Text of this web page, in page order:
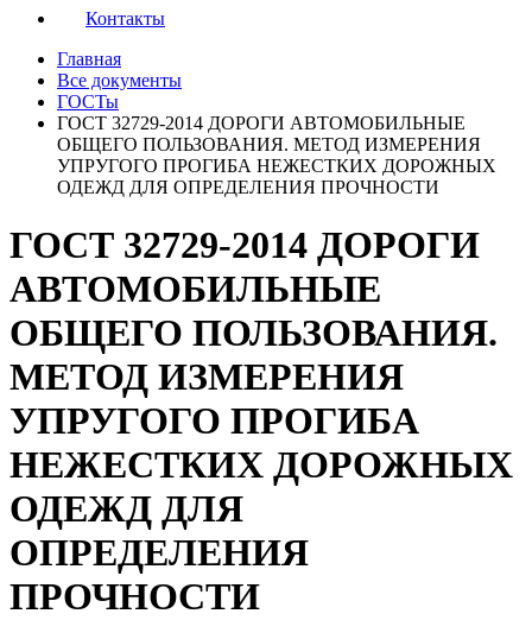
Контакты
Главная
Все документы
ГОСТы
ГОСТ 32729-2014 ДОРОГИ АВТОМОБИЛЬНЫЕ
ОБЩЕГО ПОЛЬЗОВАНИЯ. МЕТОД ИЗМЕРЕНИЯ
УПРУГОГО ПРОГИБА НЕЖЕСТКИХ ДОРОЖНЫХ
ОДЕЖД ДЛЯ ОПРЕДЕЛЕНИЯ ПРОЧНОСТИ
ГОСТ 32729-2014 ДОРОГИ
АВТОМОБИЛЬНЫЕ
ОБЩЕГО ПОЛЬЗОВАНИЯ.
МЕТОД ИЗМЕРЕНИЯ
УПРУГОГО ПРОГИБА
НЕЖЕСТКИХ ДОРОЖНЫХ
ОДЕЖД ДЛЯ
ОПРЕДЕЛЕНИЯ
ПРОЧНОСТИ